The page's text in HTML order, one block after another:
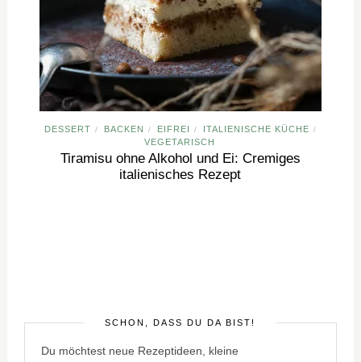
DESSERT / BACKEN / EIFREI / ITALIENISCHE KÜCHE /
VEGETARISCH
Tiramisu ohne Alkohol und Ei: Cremiges
italienisches Rezept
SCHÖN, DASS DU DA BIST!
Du möchtest neue Rezeptideen, kleine